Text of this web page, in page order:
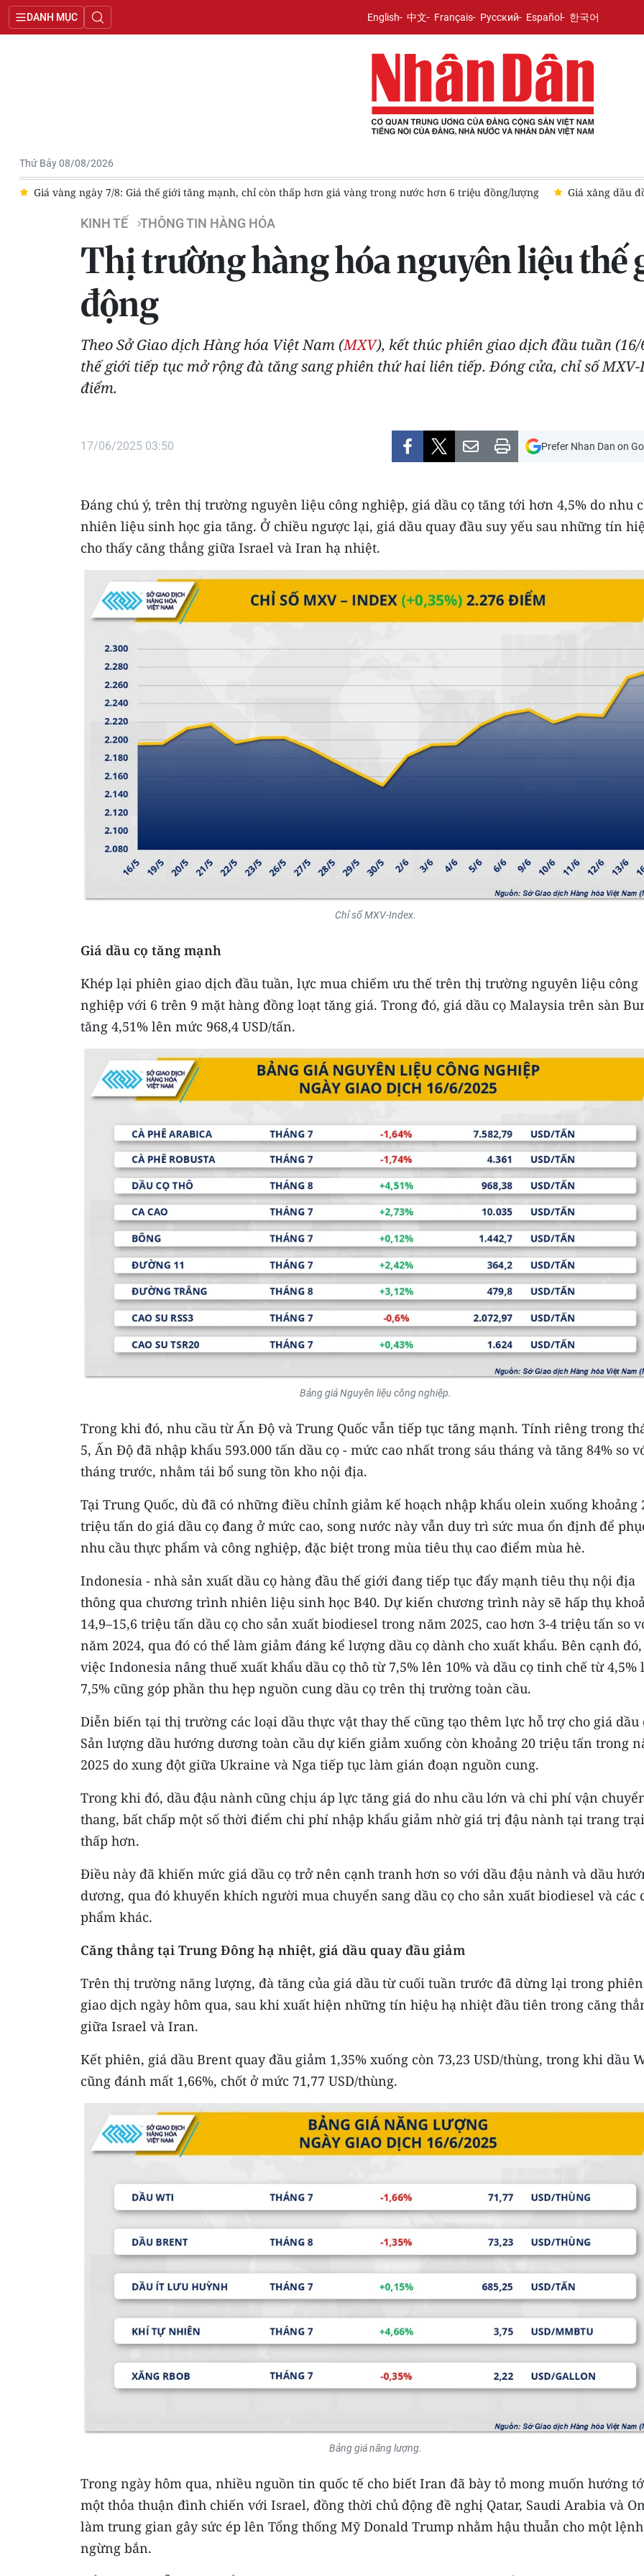
DANH MỤC English 中文 Français Русский Español 한국어
Thứ Bảy 08/08/2026
vàng trong nước hơn 6 triệu đồng/lượng Giá xăng dầu đồng loạt giảm trong kỳ điều hành ngày 6/8 Sáng 6/8, giá bạc
KINH TẾ THÔNG TIN HÀNG HÓA
Thị trường hàng hóa nguyên liệu thế
động
Theo Sở Giao dịch Hàng hóa Việt Nam (MXV), kết thúc phiên giao dịch đầu tuần
thế giới tiếp tục mở rộng đà tăng sang phiên thứ hai liên tiếp. Đóng cửa, chỉ số
điểm.
17/06/2025 03:50 Prefer Nhan Dan on
Đáng chú ý, trên thị trường nguyên liệu công nghiệp, giá dầu cọ tăng tới hơn 4,5% do nhu
nhiên liệu sinh học gia tăng. Ở chiều ngược lại, giá dầu quay đầu suy yếu sau những tín
cho thấy căng thẳng giữa Israel và Iran hạ nhiệt.
Chỉ số MXV-Index.
Giá dầu cọ tăng mạnh
Khép lại phiên giao dịch đầu tuần, lực mua chiếm ưu thế trên thị trường nguyên liệu công
nghiệp với 6 trên 9 mặt hàng đồng loạt tăng giá. Trong đó, giá dầu cọ Malaysia trên sàn
tăng 4,51% lên mức 968,4 USD/tấn.
Bảng giá Nguyên liệu công nghiệp.
Trong khi đó, nhu cầu từ Ấn Độ và Trung Quốc vẫn tiếp tục tăng mạnh. Tính riêng trong
5, Ấn Độ đã nhập khẩu 593.000 tấn dầu cọ - mức cao nhất trong sáu tháng và tăng 84% so
tháng trước, nhằm tái bổ sung tồn kho nội địa.
Tại Trung Quốc, dù đã có những điều chỉnh giảm kế hoạch nhập khẩu olein xuống khoảng
triệu tấn do giá dầu cọ đang ở mức cao, song nước này vẫn duy trì sức mua ổn định để
nhu cầu thực phẩm và công nghiệp, đặc biệt trong mùa tiêu thụ cao điểm mùa hè.
Indonesia - nhà sản xuất dầu cọ hàng đầu thế giới đang tiếp tục đẩy mạnh tiêu thụ nội địa
thông qua chương trình nhiên liệu sinh học B40. Dự kiến chương trình này sẽ hấp thụ
14,9–15,6 triệu tấn dầu cọ cho sản xuất biodiesel trong năm 2025, cao hơn 3-4 triệu tấn so
năm 2024, qua đó có thể làm giảm đáng kể lượng dầu cọ dành cho xuất khẩu. Bên cạnh đó,
việc Indonesia nâng thuế xuất khẩu dầu cọ thô từ 7,5% lên 10% và dầu cọ tinh chế từ 4,5%
7,5% cũng góp phần thu hẹp nguồn cung dầu cọ trên thị trường toàn cầu.
Diễn biến tại thị trường các loại dầu thực vật thay thế cũng tạo thêm lực hỗ trợ cho giá dầu
Sản lượng dầu hướng dương toàn cầu dự kiến giảm xuống còn khoảng 20 triệu tấn trong
2025 do xung đột giữa Ukraine và Nga tiếp tục làm gián đoạn nguồn cung.
Trong khi đó, dầu đậu nành cũng chịu áp lực tăng giá do nhu cầu lớn và chi phí vận
thang, bất chấp một số thời điểm chi phí nhập khẩu giảm nhờ giá trị đậu nành tại trang trại
thấp hơn.
Điều này đã khiến mức giá dầu cọ trở nên cạnh tranh hơn so với dầu đậu nành và dầu
dương, qua đó khuyến khích người mua chuyển sang dầu cọ cho sản xuất biodiesel và các
phẩm khác.
Căng thẳng tại Trung Đông hạ nhiệt, giá dầu quay đầu giảm
Trên thị trường năng lượng, đà tăng của giá dầu từ cuối tuần trước đã dừng lại trong phiên
giao dịch ngày hôm qua, sau khi xuất hiện những tín hiệu hạ nhiệt đầu tiên trong căng
giữa Israel và Iran.
Kết phiên, giá dầu Brent quay đầu giảm 1,35% xuống còn 73,23 USD/thùng, trong khi dầu
cũng đánh mất 1,66%, chốt ở mức 71,77 USD/thùng.
Bảng giá năng lượng.
Trong ngày hôm qua, nhiều nguồn tin quốc tế cho biết Iran đã bày tỏ mong muốn hướng
một thỏa thuận đình chiến với Israel, đồng thời chủ động đề nghị Qatar, Saudi Arabia và
làm trung gian gây sức ép lên Tổng thống Mỹ Donald Trump nhằm hậu thuẫn cho một lệnh
ngừng bắn.